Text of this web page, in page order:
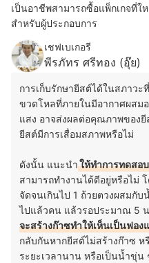
เป็นอาชีพสามารถซื้อแพ็กเกจที่
สำหรับผู้ประกอบการ
เชฟเบเกอรี
พีรภัทร ศรีทอง (อุ๊ย)
การเก็บรักษายีสต์ได้ในสภาวะ
ขวดโหลที่ภายในมีอากาศผสม
แสง อาจส่งผลต่อคุณภาพของยี
ยีสต์มีการเสื่อมสภาพหรือไม่
ดังนั้น แนะนำให้ทำการทดสอ
สามารถทำงานได้ดีอยู่หรือไม่
จัดจนเกินไป 1 ถ้วยตวงผสมกั
ไปแล้วคน แล้วรอประมาณ 5
จะสร้างก๊าซทำให้เห็นเป็นฟอ
กลับกันหากยีสต์ไม่สร้างก๊าซ
ระยะเวลานาน หรือเป็นน้ำขุ่น